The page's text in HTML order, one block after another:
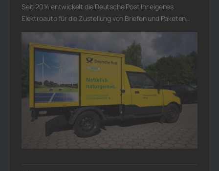
Seit 2014 entwickelt die Deutsche Post Ihr eigenes
Elektroauto für die Zustellung von Briefen und Paketen…